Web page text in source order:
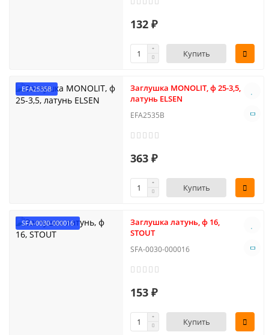
132 ₽
Купить
EFA2535B
Заглушка MONОLIT, ф 25-3,5,
латунь ELSEN
EFA2535B
363 ₽
Купить
SFA-0030-000016
Заглушка латунь, ф 16,
STOUT
SFA-0030-000016
153 ₽
Купить